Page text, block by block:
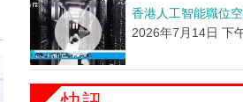
香港人工智能職位
2026年7月14日 下